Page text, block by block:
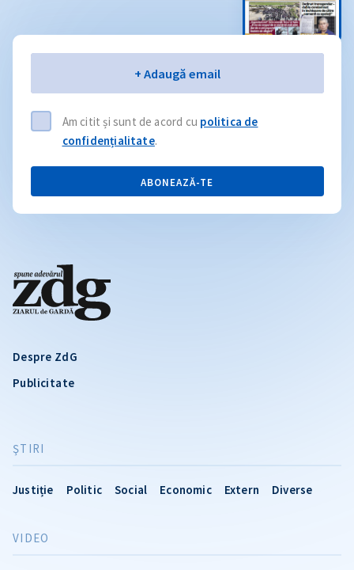
Despre ZdG
Publicitate
ŞTIRI
Justiție Politic Social Economic Extern Diverse
VIDEO
+ Adaugă email
Am citit și sunt de acord cu politica de
confidențialitate.
ABONEAZĂ-TE